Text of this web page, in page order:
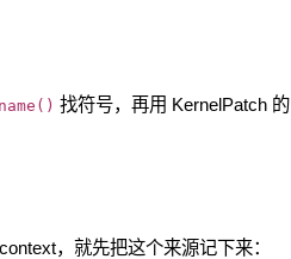
找符号，再用 KernelPatch 的
，就先把这个来源记下来：